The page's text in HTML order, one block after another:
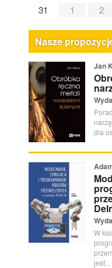
31
1 2
Nasze
Jan
dla
W
jest...